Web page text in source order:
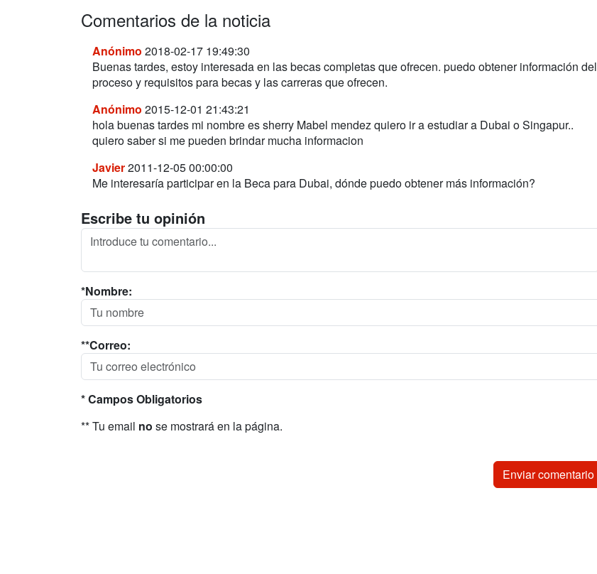
Comentarios de la noticia
Anónimo 2018-02-17 19:49:30
Buenas tardes, estoy interesada en las becas completas que ofrecen. puedo obtener información del
proceso y requisitos para becas y las carreras que ofrecen.
Anónimo 2015-12-01 21:43:21
hola buenas tardes mi nombre es sherry Mabel mendez quiero ir a estudiar a Dubai o Singapur..
quiero saber si me pueden brindar mucha informacion
Javier2011-12-05 00:00:00
Me interesaría participar en la Beca para Dubai, dónde puedo obtener más información?
Escribe tu opinión
*Nombre:
**Correo:
* Campos Obligatorios
** Tu email no se mostrará en la página.